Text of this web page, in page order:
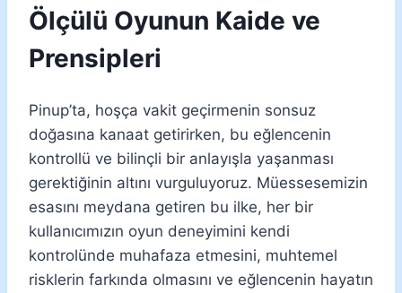
Ölçülü Oyunun Kaide ve
Prensipleri
Pinup’ta, hoşça vakit geçirmenin sonsuz
doğasına kanaat getirirken, bu eğlencenin
kontrollü ve bilinçli bir anlayışla yaşanması
gerektiğinin altını vurguluyoruz. Müessesemizin
esasını meydana getiren bu ilke, her bir
kullanıcımızın oyun deneyimini kendi
kontrolünde muhafaza etmesini, muhtemel
risklerin farkında olmasını ve eğlencenin hayatın